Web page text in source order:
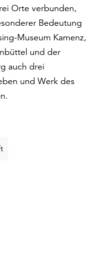
Orte verbunden,
Bedeutung
Museum Kamenz,
und der
auch drei
und Werk des
Schlüsselwort